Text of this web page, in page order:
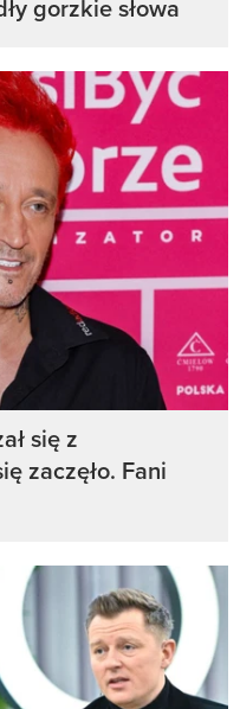
gorzkie słowa
się z
zaczęło. Fani